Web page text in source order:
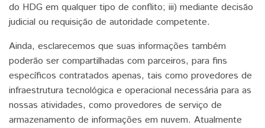
do HDG em qualquer tipo de conflito; iii) mediante decisão
judicial ou requisição de autoridade competente.
Ainda, esclarecemos que suas informações também
poderão ser compartilhadas com parceiros, para fins
específicos contratados apenas, tais como provedores de
infraestrutura tecnológica e operacional necessária para as
nossas atividades, como provedores de serviço de
armazenamento de informações em nuvem. Atualmente